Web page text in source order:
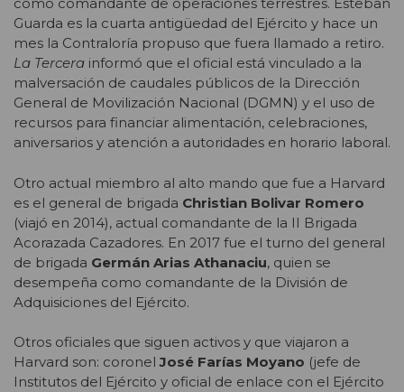
como comandante de operaciones terrestres. Esteban
Guarda es la cuarta antigüedad del Ejército y hace un
mes la Contraloría propuso que fuera llamado a retiro.
La Tercera informó que el oficial está vinculado a la
malversación de caudales públicos de la Dirección
General de Movilización Nacional (DGMN) y el uso de
recursos para financiar alimentación, celebraciones,
aniversarios y atención a autoridades en horario laboral.
Otro actual miembro al alto mando que fue a Harvard
es el general de brigada Christian Bolivar Romero
(viajó en 2014), actual comandante de la II Brigada
Acorazada Cazadores. En 2017 fue el turno del general
de brigada Germán Arias Athanaciu, quien se
desempeña como comandante de la División de
Adquisiciones del Ejército.
Otros oficiales que siguen activos y que viajaron a
Harvard son: coronelJosé Farías Moyano (jefe de
Institutos del Ejército y oficial de enlace con el Ejército